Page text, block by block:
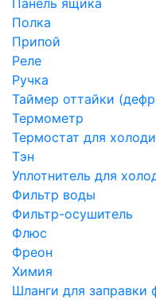
Панель ящика
Полка
Припой
Реле
Ручка
Таймер оттайки
Термометр
Термостат для
Тэн
Уплотнитель для
Фильтр воды
Фильтр-осушитель
Флюс
Фреон
Химия
Шланги для заправки